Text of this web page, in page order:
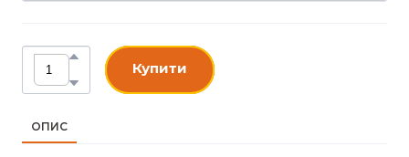
Купити
ОПИС